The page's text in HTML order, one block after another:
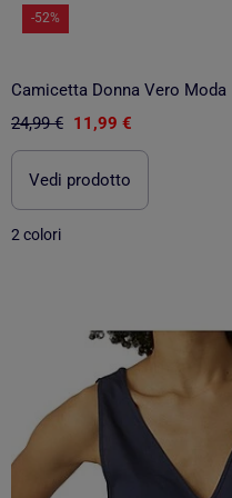
-52%
Camicetta Donna Vero Moda
24,99 € 11,99 €
Vedi prodotto
2 colori